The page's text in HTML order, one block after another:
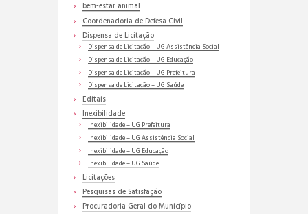
bem-estar animal
Coordenadoria de Defesa Civil
Dispensa de Licitação
Dispensa de Licitação – UG Assistência Social
Dispensa de Licitação – UG Educação
Dispensa de Licitação – UG Prefeitura
Dispensa de Licitação – UG Saúde
Editais
Inexibilidade
Inexibilidade – UG Prefeitura
Inexibilidade – UG Assistência Social
Inexibilidade – UG Educação
Inexibilidade – UG Saúde
Licitações
Pesquisas de Satisfação
Procuradoria Geral do Município